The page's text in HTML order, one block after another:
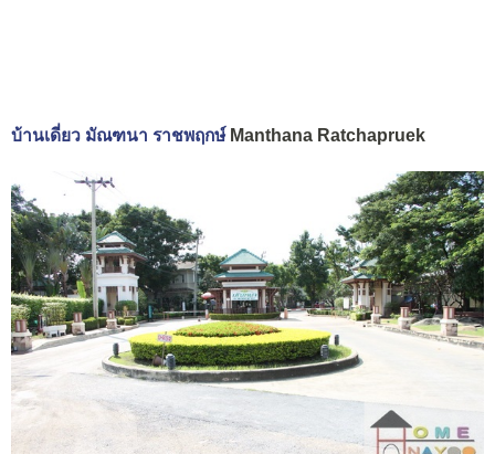
บ้านเดี่ยว มัณฑนา ราชพฤกษ์Manthana Ratchapruek